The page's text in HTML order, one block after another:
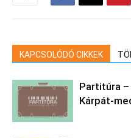
KAPCSOLÓDÓ CIKKEK
Partitúra –
Kárpát-